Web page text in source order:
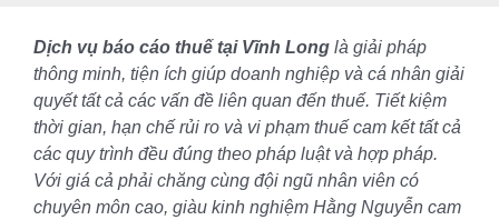
Dịch vụ báo cáo thuế tại Vĩnh Long là giải pháp
thông minh, tiện ích giúp doanh nghiệp và cá nhân giải
quyết tất cả các vấn đề liên quan đến thuế. Tiết kiệm
thời gian, hạn chế rủi ro và vi phạm thuế cam kết tất cả
các quy trình đều đúng theo pháp luật và hợp pháp.
Với giá cả phải chăng cùng đội ngũ nhân viên có
chuyên môn cao, giàu kinh nghiệm Hằng Nguyễn cam